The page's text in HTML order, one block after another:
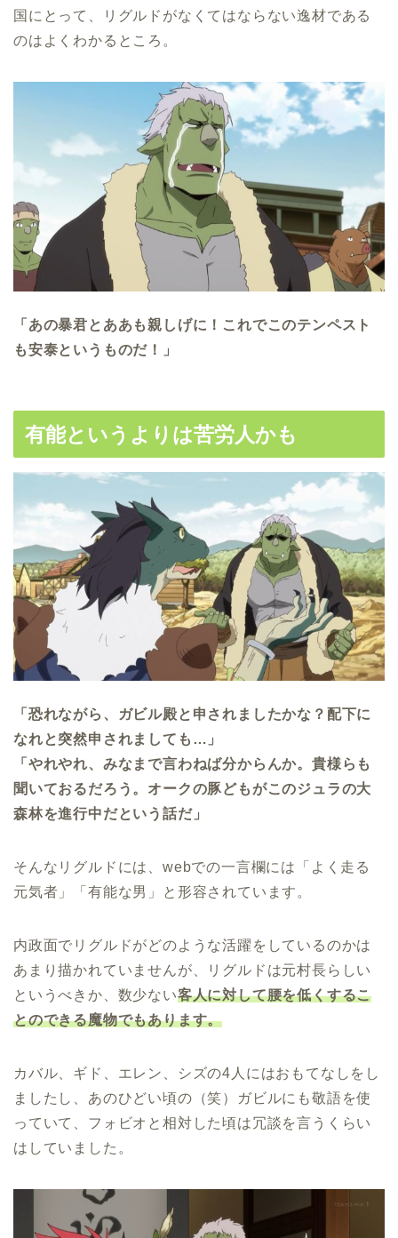
国にとって、リグルドがなくてはならない逸材である
のはよくわかるところ。
「あの暴君とああも親しげに！これでこのテンペスト
も安泰というものだ！」
有能というよりは苦労人かも
「恐れながら、ガビル殿と申されましたかな？配下に
なれと突然申されましても…」
「やれやれ、みなまで言わねば分からんか。貴様らも
聞いておるだろう。オークの豚どもがこのジュラの大
森林を進行中だという話だ」
そんなリグルドには、webでの一言欄には「よく走る
元気者」「有能な男」と形容されています。
内政面でリグルドがどのような活躍をしているのかは
あまり描かれていませんが、リグルドは元村長らしい
というべきか、数少ない客人に対して腰を低くするこ
とのできる魔物でもあります。
カバル、ギド、エレン、シズの4人にはおもてなしをし
ましたし、あのひどい頃の（笑）ガビルにも敬語を使
っていて、フォビオと相対した頃は冗談を言うくらい
はしていました。